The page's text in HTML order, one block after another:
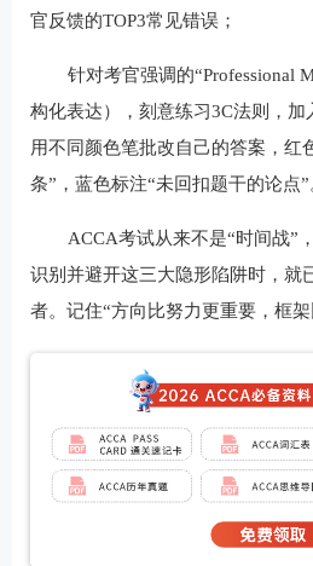
官反馈的TOP3常见错误；
针对考官强调的“Professional
构化表达），刻意练习3C法则，加
用不同颜色笔批改自己的答案，红
条”，蓝色标注“未回扣题干的论点”
ACCA考试从来不是“时间战”
识别并避开这三大隐形陷阱时，就
者。记住“方向比努力更重要，框架